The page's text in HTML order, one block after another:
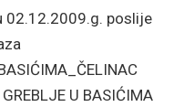
02.12.2009.g. poslije
U BASIĆIMA